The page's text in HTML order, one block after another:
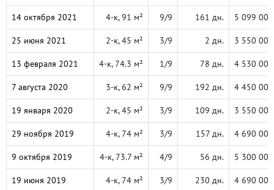
14 октября 2021 4-к, 91 м² 9/9 161 дн. 5 099 000
25 июня 2021 2-к, 45 м² 3/9 2 дн. 3 550 000
13 февраля 2021 4-к, 74.3 м² 1/9 78 дн. 4 530 000
7 августа 2020 3-к, 62 м² 9/9 192 дн. 4 450 000
19 января 2020 2-к, 45 м² 3/9 109 дн. 3 550 000
29 ноября 2019 4-к, 74 м² 3/9 157 дн. 4 690 000
9 октября 2019 4-к, 73.7 м² 4/9 56 дн. 5 300 000
19 июня 2019 4-к, 74 м² 3/9 230 дн. 4 690 000